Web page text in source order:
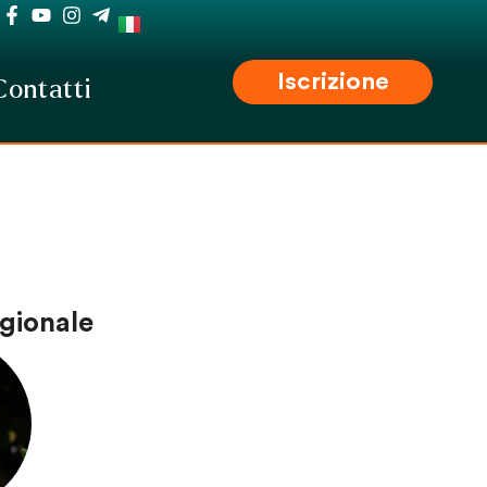
Iscrizione